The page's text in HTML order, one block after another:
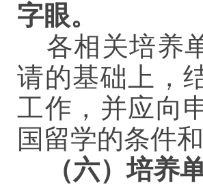
字眼。
各相关培养
请的基础上，
工作，并应向
国留学的条件
（六）培养